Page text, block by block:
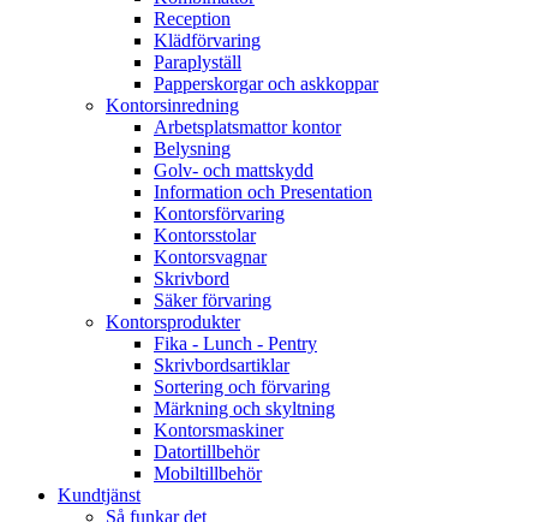
Reception
Klädförvaring
Paraplyställ
Papperskorgar och askkoppar
Kontorsinredning
Arbetsplatsmattor kontor
Belysning
Golv- och mattskydd
Information och Presentation
Kontorsförvaring
Kontorsstolar
Kontorsvagnar
Skrivbord
Säker förvaring
Kontorsprodukter
Fika - Lunch - Pentry
Skrivbordsartiklar
Sortering och förvaring
Märkning och skyltning
Kontorsmaskiner
Datortillbehör
Mobiltillbehör
Kundtjänst
Så funkar det